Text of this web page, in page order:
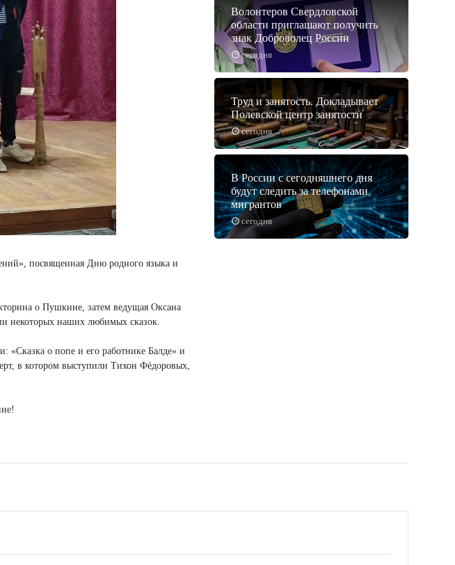
посвященная Дню родного языка и
о Пушкине, затем ведущая Оксана
некоторых наших любимых сказок.
«Сказка о попе и его работнике Балде» и
в котором выступили Тихон Фёдоровых,
сегодня
Волонтеров Свердловской
области приглашают получить
знак Доброволец России
сегодня
Труд и занятость. Докладывает
Полевской центр занятости
сегодня
В России с сегодняшнего дня
будут следить за телефонами
мигрантов